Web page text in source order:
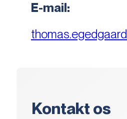
E-mail:
Kontakt os